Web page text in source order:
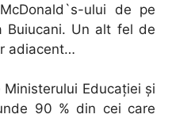
ului de pe
Buiucani. Un alt fel de
adiacent…
Educaţiei şi
90 % din cei care